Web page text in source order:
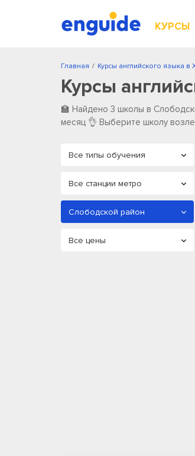
КУРСЫ
/
Главная Курсы английского языка в
Курсы
🏫 Найдено 3 школы в
месяц 👌 Выберите школу